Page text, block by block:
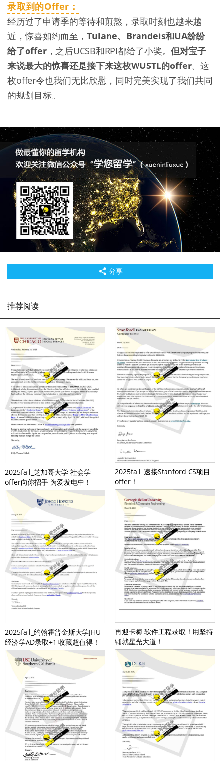
录取到的Offer：
经历过了申请季的等待和煎熬，录取时刻也越来越
近，惊喜如约而至， Tulane、Brandeis和UA纷纷
给了offer ，之后UCSB和RPI都给了小奖。 但对宝子
来说最大的惊喜还是接下来这枚WUSTL的offer。这
枚offer令也我们无比欣慰，同时完美实现了我们共同
的规划目标。
分享
推荐阅读
2025fall_芝加哥大学 社会学
offer向你招手 为爱发电中！
2025fall_约翰霍普金斯大学JHU
经济学AD录取+1 收藏超值得！
2025fall_速接Stanford CS项目
offer！
再迎卡梅 软件工程录取！用坚持
铺就星光大道！